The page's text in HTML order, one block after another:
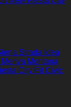
Strada Idea
Montana
City Fit Civic